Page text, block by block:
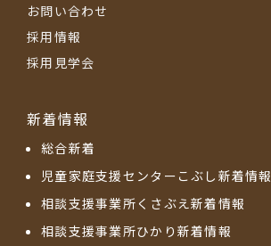
お問い合わせ
採用情報
採用見学会
新着情報
総合新着
児童家庭支援センターこぶし新着情報
相談支援事業所くさぶえ新着情報
相談支援事業所ひかり新着情報